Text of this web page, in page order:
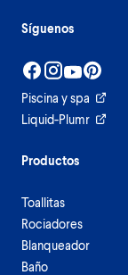
Síguenos
Piscina y spa
Liquid-Plumr
Productos
Toallitas
Rociadores
Blanqueador
Baño